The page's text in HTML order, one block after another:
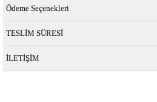
Ödeme Seçenekleri
TESLİM SÜRESİ
İLETİŞİM